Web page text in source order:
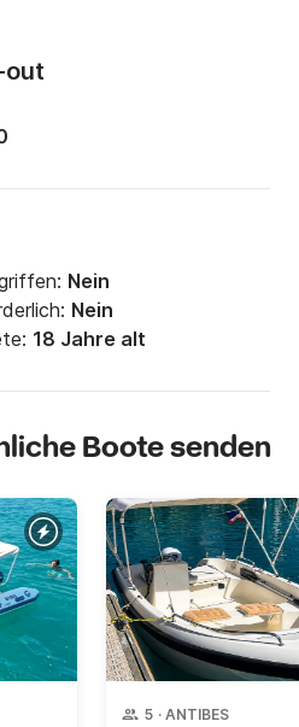
out
Nein
Nein
18 Jahre alt
Boote senden
5 · ANTIBES